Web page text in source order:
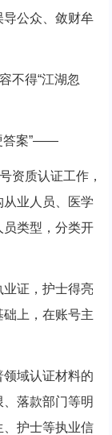
导公众、敛财牟
不得“江湖忽
答案”——
资质认证工作，
业人员、医学
员类型，分类开
证，护士得亮
上，在账号主
域认证材料的
落款部门等明
、护士等执业信